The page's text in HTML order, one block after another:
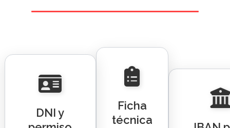
DNI y
Ficha
técnica